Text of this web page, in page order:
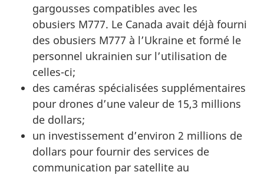
gargousses compatibles avec les
obusiers M777. Le Canada avait déjà fourni
des obusiers M777 à l’Ukraine et formé le
personnel ukrainien sur l’utilisation de
celles-ci;
des caméras spécialisées supplémentaires
pour drones d’une valeur de 15,3 millions
de dollars;
un investissement d’environ 2 millions de
dollars pour fournir des services de
communication par satellite au